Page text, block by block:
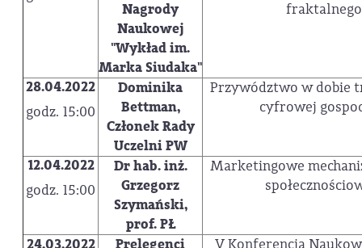
Nagrody
Naukowej
"Wykład im.
Marka Siudaka"
28.04.2022
godz. 15:00
Dominika
Bettman,
Członek Rady
Uczelni PW
Przywództwo w dobie
cyfrowej
12.04.2022
godz. 15:00
Dr hab. inż.
Grzegorz
Szymański,
prof. PŁ
Marketingowe